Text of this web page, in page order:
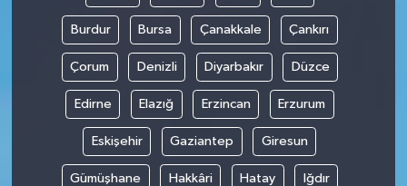
Burdur Bursa Çanakkale Çankırı
Çorum Denizli Diyarbakır Düzce
Edirne Elazığ Erzincan Erzurum
Eskişehir Gaziantep Giresun
Gümüşhane Hakkâri Hatay Iğdır